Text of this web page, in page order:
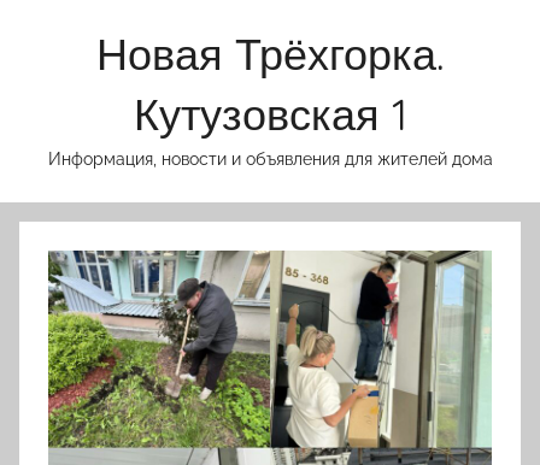
Новая Трёхгорка.
Кутузовская 1
Информация, новости и объявления для жителей дома